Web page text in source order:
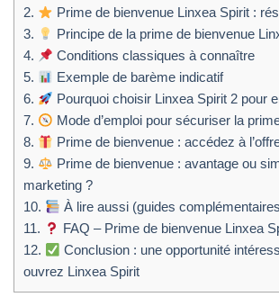
2.
Prime de bienvenue Linxea Spirit :
3.
Principe de la prime de bienvenue
4.
Conditions classiques à connaître
5.
Exemple de barème indicatif
6.
Pourquoi choisir Linxea Spirit 2 pour
7.
Mode d’emploi pour sécuriser la
8.
Prime de bienvenue : accédez à
9.
Prime de bienvenue : avantage ou
marketing ?
10.
À lire aussi (guides
11.
FAQ – Prime de bienvenue Linxea
12.
Conclusion : une opportunité
ouvrez Linxea Spirit